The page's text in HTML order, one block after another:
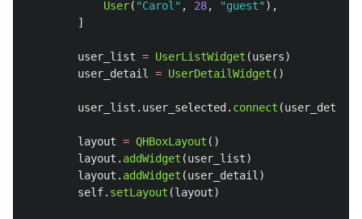
User( "Carol " , 28, "guest" ),
]
user_list = UserListWidget (users)
user_detail
= UserDetailWidget ()
user_list . user_selected . connect (user_detail
layout = QHBoxLayout ()
layout . addWidget (user_list)
layout . addWidget (user_detail )
self. setLayout (layout)